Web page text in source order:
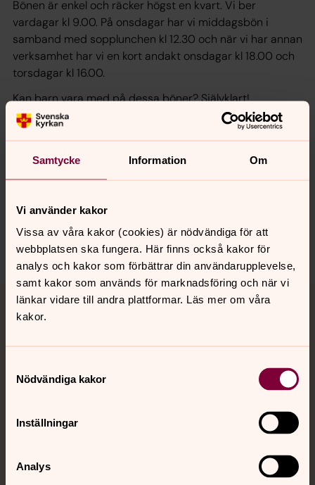
Samtycke Information Om
Vi använder kakor
Vissa av våra kakor (cookies) är nödvändiga för att
webbplatsen ska fungera. Här finns också kakor för
analys och kakor som förbättrar din användarupplevelse,
samt kakor som används för marknadsföring och när vi
länkar vidare till andra plattformar. Läs mer om våra
kakor.
Nödvändiga kakor
Inställningar
Analys
Bönen är enkel och räcker högst en kvart. Vi ber
vardagar kl 9.00. På onsdagar har vi middagsbön i
samband med sopplunchen kl 12.30 och när vi har annan
verksamhet har vi en kort andakt onsdagar kl 18.00 och
torsdagar kl 16.00.
Kan barn vara med på dessa böner? Självklart!
Senast ändrad 13 februari 2026
Synpunkter eller frågor på sidans
Dela
Tillbaka till toppen
Tillbaka till innehållet
Hitta snabbt